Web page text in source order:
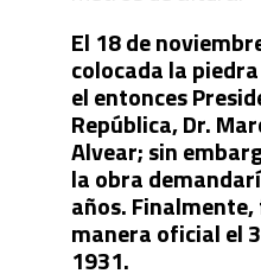
El 18 de
colocada la
el entonces
República, Dr.
Alvear; sin
la obra
años.
manera oficial el
1931.